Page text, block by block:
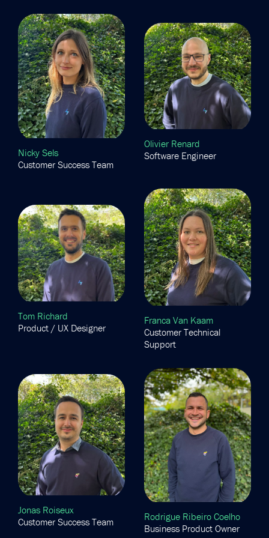
Nicky Sels
Customer Success Team
Olivier Renard
Software Engineer
Tom Richard
Product / UX Designer
Franca Van Kaam
Customer Technical
Support
Jonas Roiseux
Customer Success Team
Rodrigue Ribeiro Coelho
Business Product Owner